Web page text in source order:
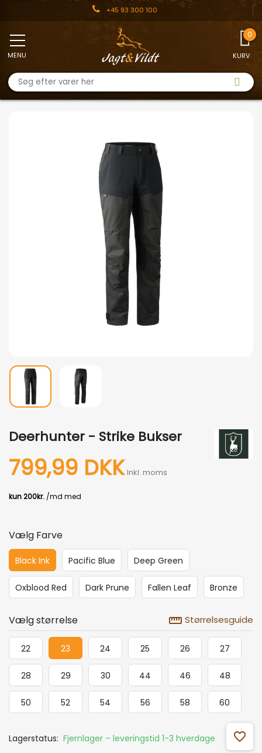
+45 93 300 100
KURV
MENU
Deerhunter - Strike Bukser
799,99 DKK Inkl. moms
Vælg Farve
Black Ink Pacific Blue Deep Green
Oxblood Red Dark Prune Fallen Leaf Bronze
Vælg størrelse straighten Størrelsesguide
22 23 24 25 26 27
28 29 30 44 46 48
50 52 54 56 58 60
Lagerstatus: Fjernlager – leveringstid 1-3 hverdage favorite_outline